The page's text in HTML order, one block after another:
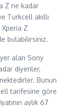
Z ne kadar
Turkcell akıllı
Z
bulabilirsiniz.
alan Sony
diyenler,
Bunun
tarifesine göre
aylık 67